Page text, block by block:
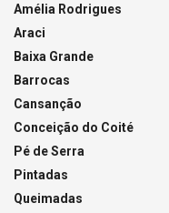
Amélia Rodrigues
Araci
Baixa Grande
Barrocas
Cansanção
Conceição do Coité
Pé de Serra
Pintadas
Queimadas